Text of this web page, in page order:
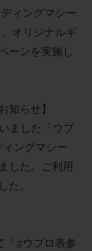
ィングマシー
、オリジナルギ
ーン を実施し
知らせ 】
まし た
ウブ
ングマシー
した 。ご利用
た。
#ウブロ表参